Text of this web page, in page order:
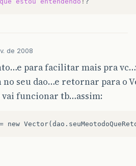
de 2008
para facilitar mais pra
seu dao…e retornar para o
funcionar tb…assim: